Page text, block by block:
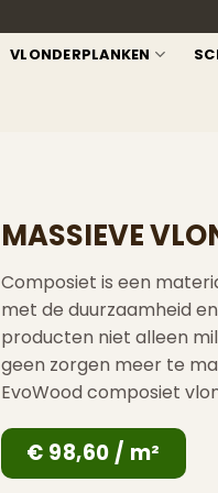
VLONDERPLANKEN
MASSIEVE
Composiet is een
met de duurzaamheid
producten niet alleen
geen zorgen meer te
EvoWood composiet
€ 98,60 / m²